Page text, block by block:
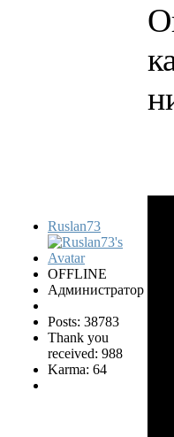
Ruslan73
OFFLINE
Администратор
Posts: 38783
Thank you
received: 988
Karma: 64